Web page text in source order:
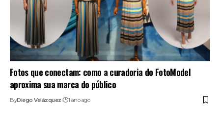
Fotos que conectam: como a curadoria do FotoModel
aproxima sua marca do público
ByDiego Velázquez 1 ano ago